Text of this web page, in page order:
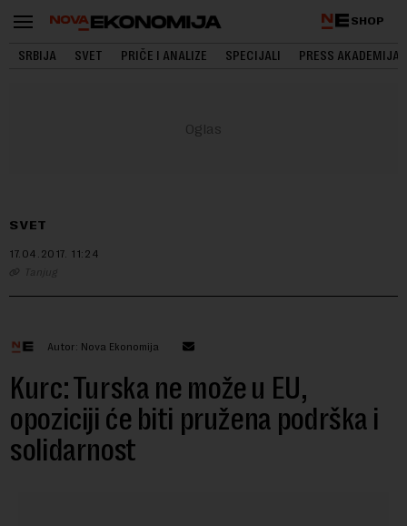
SHOP
SRBIJA SVET PRIČE I ANALIZE SPECIJALI PRESS AKADEMIJA
SVET
17.04.2017. 11:24
Tanjug
Autor: Nova Ekonomija
Kurc: Turska ne može u EU,
opoziciji će biti pružena podrška i
solidarnost